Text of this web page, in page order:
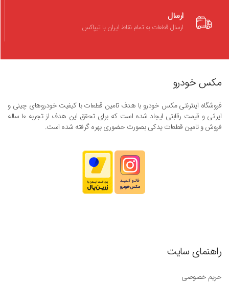
ارسال
ارسال قطعات به تمام نقاط ایران با تیپاکس
مکس خودرو
فروشگاه اینترنتی مکس خودرو با هدف تامین قطعات با کیفیت خودروهای چینی و
ایرانی و قیمت رقابتی ایجاد شده است که برای تحقق این هدف از تجربه ۱۰ ساله
فروش و تامین قطعات یدکی بصورت حضوری بهره گرفته شده است.
راهنمای سایت
حریم خصوصی